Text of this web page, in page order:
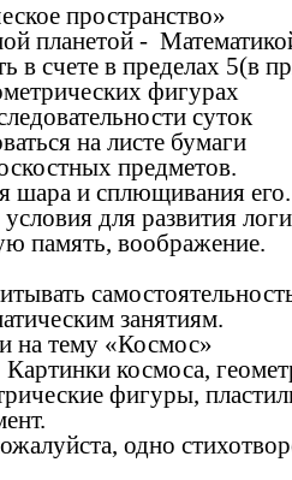
пространство»
планетой -
счете в пределах 5(в
фигурах
суток
на листе бумаги
предметов.
шара и сплющивания его.
для развития
память, воображение.
занятиям.
на тему «Космос»
космоса,
фигуры,
одно